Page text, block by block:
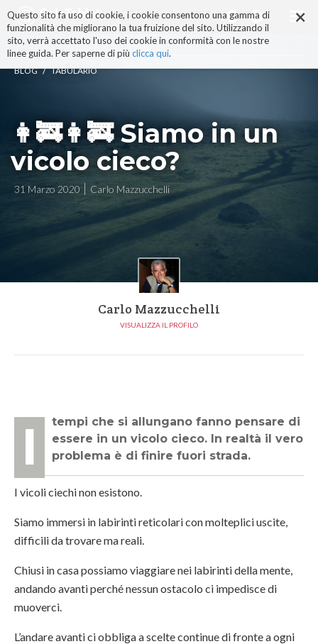
×
Questo sito fa uso di cookie, i cookie consentono una gamma di
funzionalità che migliorano la tua fruizione del sito. Utilizzando il
sito, verrà accettato l'uso dei cookie in conformità con le nostre
linee guida. Per saperne di più clicca qui.
ai
contenuti.
|
alla
navigazione
BLOG / TABULARIO
👩‍🚒️👩‍🚒️ Siamo in un
vicolo cieco?
31 Marzo 2020 Carlo Mazzucchelli
Carlo Mazzucchelli
VISUALIZZA IL PROFILO
I tempi che si allungano fanno pensare di
essere in un vicolo cieco. In realtà il vero
problema è di finire fuori strada.
I vicoli ciechi non esistono.
Siamo immersi in labirinti reticolari con molteplici uscite,
difficili da trovare ma reali.
Chiusi in casa possiamo viaggiare nei labirinti della mente,
andando avanti perché nessun ostacolo ci impedisce di
muoverci.
L’andare avanti ci obbliga a scelte continue di fronte a ogni